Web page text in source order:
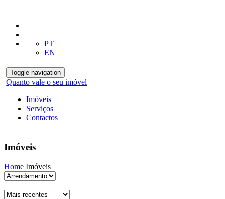
PT
EN
Toggle navigation
Quanto vale o seu imóvel
Imóveis
Serviços
Contactos
Imóveis
Home Imóveis